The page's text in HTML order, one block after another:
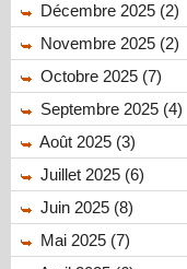
Décembre 2025 (2)
Novembre 2025 (2)
Octobre 2025 (7)
Septembre 2025 (4)
Août 2025 (3)
Juillet 2025 (6)
Juin 2025 (8)
Mai 2025 (7)